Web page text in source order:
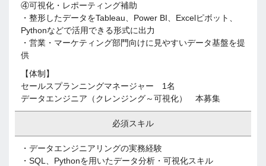
④可視化・レポーティング補助
・整形したデータをTableau、Power BI、Excelピボット、
Pythonなどで活用できる形式に出力
・営業・マーケティング部門向けに見やすいデータ基盤を提
供
【体制】
セールスプランニングマネージャー 1名
データエンジニア（クレンジング～可視化） 本募集
必須スキル
・データエンジニアリングの実務経験
・SQL、Pythonを用いたデータ分析・可視化スキル